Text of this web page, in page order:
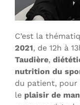
C’est la
2021, de 12h à
Taudière,
nutrition du
du patient,
le plaisir de